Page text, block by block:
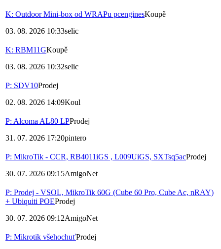
K: Outdoor Mini-box od WRAPu pcenginesKoupě
03. 08. 2026 10:33selic
K: RBM11GKoupě
03. 08. 2026 10:32selic
P: SDV10Prodej
02. 08. 2026 14:09Koul
P: Alcoma AL80 LPProdej
31. 07. 2026 17:20pintero
P: MikroTik - CCR, RB4011iGS , L009UiGS, SXTsq5acProdej
30. 07. 2026 09:15AmigoNet
P: Prodej - VSOL, MikroTik 60G (Cube 60 Pro, Cube Ac, nRAY)
+ Ubiquiti POEProdej
30. 07. 2026 09:12AmigoNet
P: Mikrotik všehochuťProdej